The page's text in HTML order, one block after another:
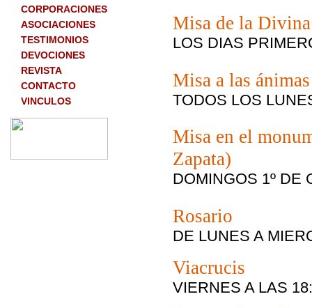
CORPORACIONES
ASOCIACIONES
TESTIMONIOS
DEVOCIONES
REVISTA
CONTACTO
VINCULOS
Misa de la
LOS DIAS
Misa a las
TODOS LOS
Misa en el
Zapata)
DOMINGOS 1º DE
Rosario
DE LUNES A
Viacrucis
VIERNES A LAS